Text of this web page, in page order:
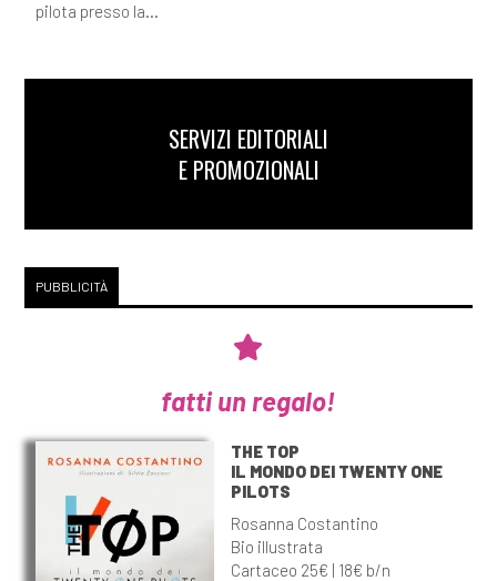
pilota presso la...
SERVIZI EDITORIALI
E PROMOZIONALI
PUBBLICITÀ
fatti un regalo!
THE TOP
IL MONDO DEI TWENTY ONE
PILOTS
Rosanna Costantino
Bio illustrata
Cartaceo 25€ | 18€ b/n